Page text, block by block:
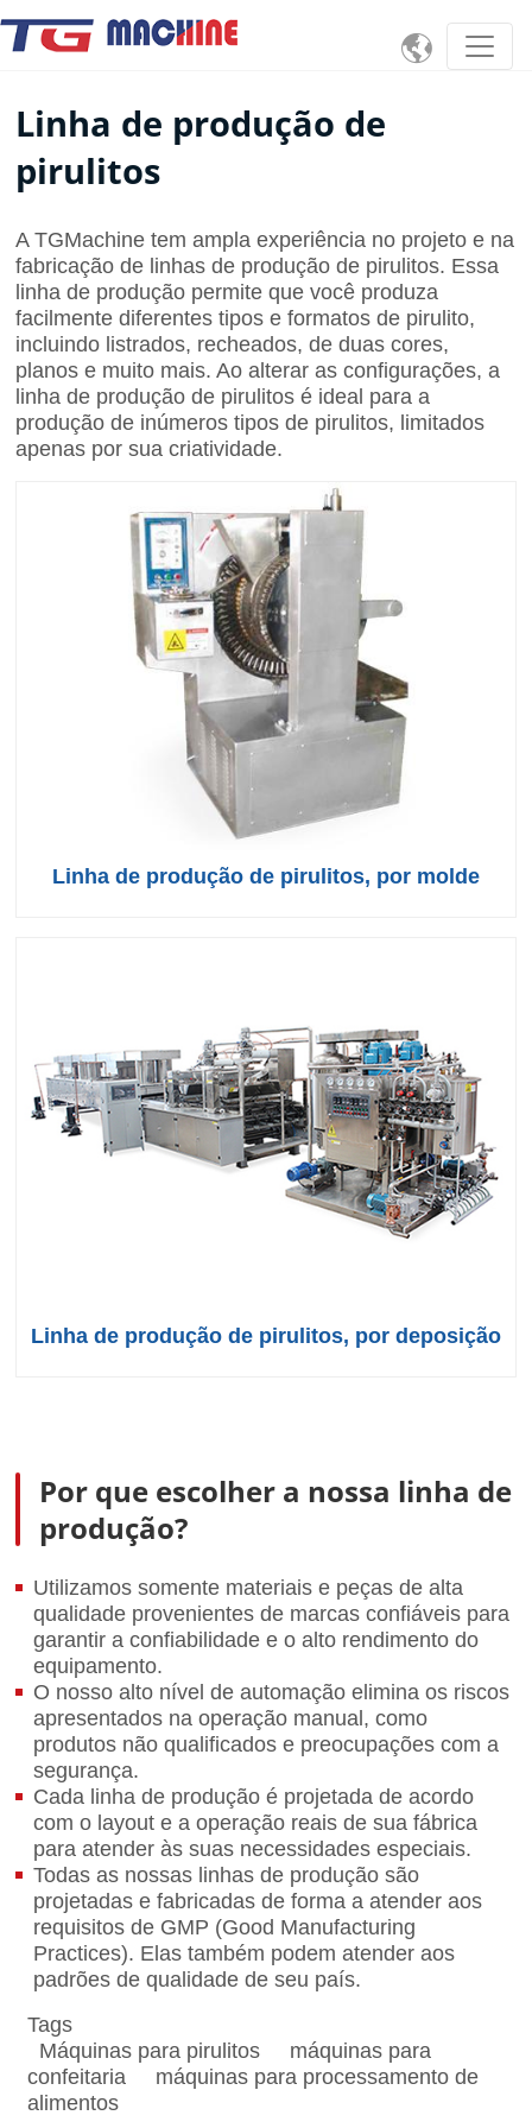

Linha de produção de
pirulitos
A TGMachine tem ampla experiência no projeto e na
fabricação de linhas de produção de pirulitos. Essa
linha de produção permite que você produza
facilmente diferentes tipos e formatos de pirulito,
incluindo listrados, recheados, de duas cores,
planos e muito mais. Ao alterar as configurações, a
linha de produção de pirulitos é ideal para a
produção de inúmeros tipos de pirulitos, limitados
apenas por sua criatividade.
Linha de produção de pirulitos, por molde
Linha de produção de pirulitos, por deposição
Por que escolher a nossa linha de
produção?
Utilizamos somente materiais e peças de alta
qualidade provenientes de marcas confiáveis para
garantir a confiabilidade e o alto rendimento do
equipamento.
O nosso alto nível de automação elimina os riscos
apresentados na operação manual, como
produtos não qualificados e preocupações com a
segurança.
Cada linha de produção é projetada de acordo
com o layout e a operação reais de sua fábrica
para atender às suas necessidades especiais.
Todas as nossas linhas de produção são
projetadas e fabricadas de forma a atender aos
requisitos de GMP (Good Manufacturing
Practices). Elas também podem atender aos
padrões de qualidade de seu país.
Tags
Máquinas para pirulitos
máquinas para
confeitaria
máquinas para processamento de
alimentos